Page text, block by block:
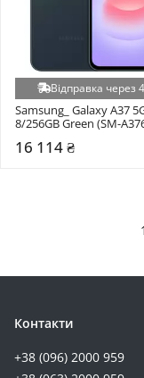
Відправка через
Samsung_ Galaxy A37
8/256GB Green (SM-
16 114 ₴
1
Контакти
+38 (096) 2000 959